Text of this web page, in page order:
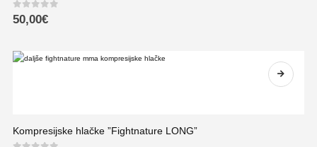
0out of 5
50,00€
Kompresijske hlačke ”Fightnature LONG”